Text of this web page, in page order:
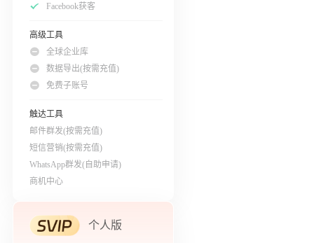
Facebook获客
高级工具
全球企业库
数据导出(按需充值)
免费子账号
触达工具
邮件群发(按需充值)
短信营销(按需充值)
WhatsApp群发(自助申请)
商机中心
个人版